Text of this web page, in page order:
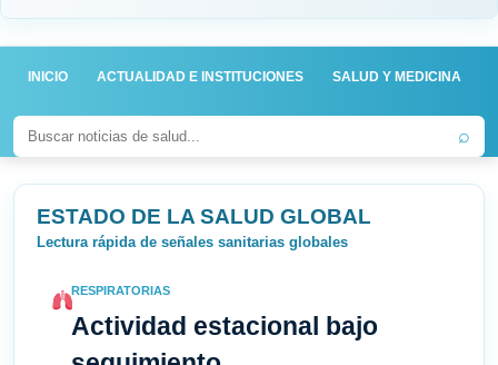
INICIO ACTUALIDAD E INSTITUCIONES SALUD Y MEDICINA
⌕
ESTADO DE LA SALUD GLOBAL
Lectura rápida de señales sanitarias globales
RESPIRATORIAS
Actividad estacional bajo